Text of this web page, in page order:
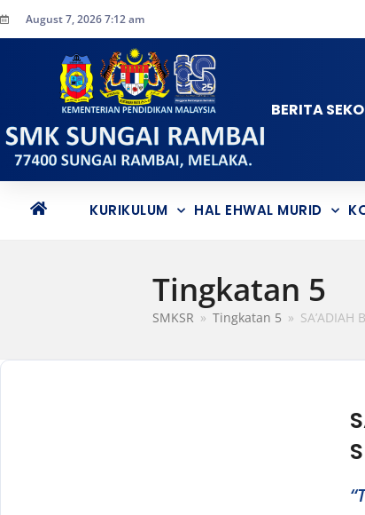
August 7, 2026 7:12 am
BERITA
KURIKULUM HAL EHWAL MURID
Tingkatan 5
SMKSR » Tingkatan 5 » SA’ADIAH